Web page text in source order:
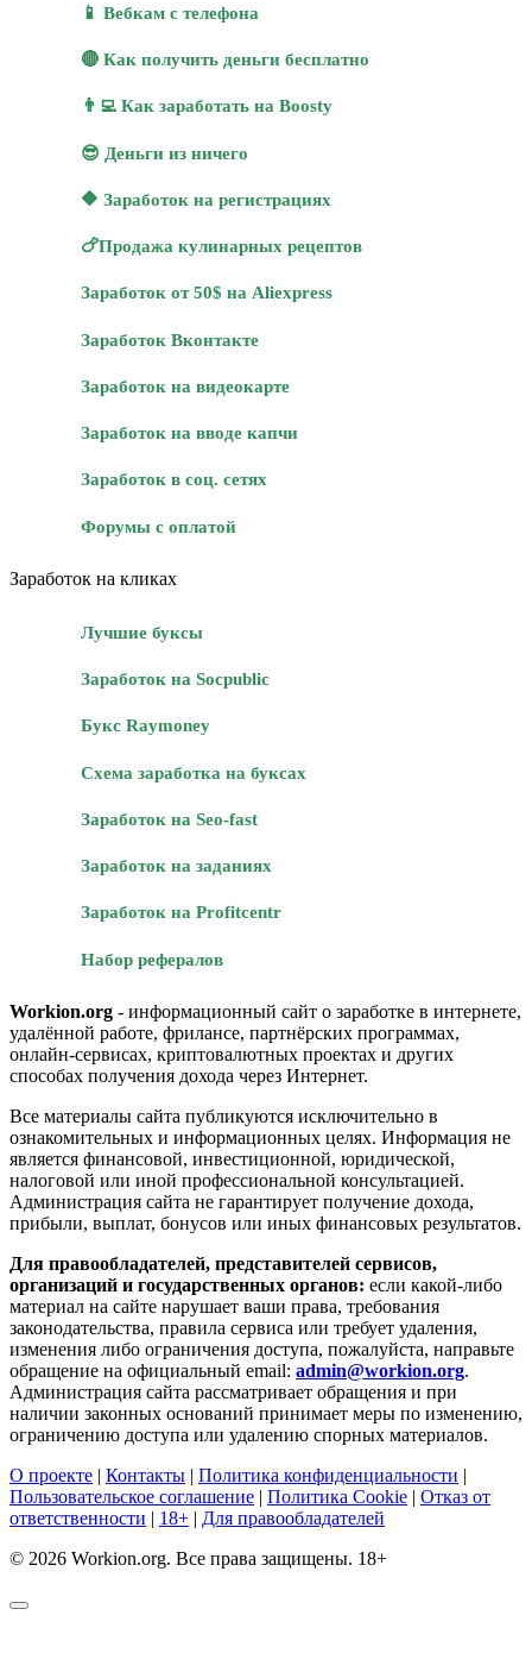
📱 Вебкам с телефона
🔴 Как получить деньги бесплатно
👨‍💻 Как заработать на Boosty
😎 Деньги из ничего
🔶 Заработок на регистрациях
🍗Продажа кулинарных рецептов
Заработок от 50$ на Aliexpress
Заработок Вконтакте
Заработок на видеокарте
Заработок на вводе капчи
Заработок в соц. сетях
Форумы с оплатой
Заработок на кликах
Лучшие буксы
Заработок на Socpublic
Букс Raymoney
Схема заработка на буксах
Заработок на Seo-fast
Заработок на заданиях
Заработок на Profitcentr
Набор рефералов
Workion.org - информационный сайт о заработке в интернете,
удалённой работе, фрилансе, партнёрских программах,
онлайн-сервисах, криптовалютных проектах и других
способах получения дохода через Интернет.
Все материалы сайта публикуются исключительно в
ознакомительных и информационных целях. Информация не
является финансовой, инвестиционной, юридической,
налоговой или иной профессиональной консультацией.
Администрация сайта не гарантирует получение дохода,
прибыли, выплат, бонусов или иных финансовых результатов.
Для правообладателей, представителей сервисов,
организаций и государственных органов: если какой-либо
материал на сайте нарушает ваши права, требования
законодательства, правила сервиса или требует удаления,
изменения либо ограничения доступа, пожалуйста, направьте
обращение на официальный email: admin@workion.org.
Администрация сайта рассматривает обращения и при
наличии законных оснований принимает меры по изменению,
ограничению доступа или удалению спорных материалов.
О проекте | Контакты | Политика конфиденциальности |
Пользовательское соглашение | Политика Cookie | Отказ от
ответственности | 18+ | Для правообладателей
© 2026 Workion.org. Все права защищены. 18+